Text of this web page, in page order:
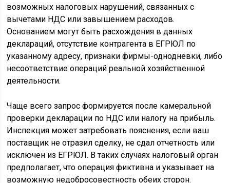
возможных налоговых нарушений, связанных с
вычетами НДС или завышением расходов.
Основанием могут быть расхождения в данных
деклараций, отсутствие контрагента в ЕГРЮЛ по
указанному адресу, признаки фирмы-однодневки, либо
несоответствие операций реальной хозяйственной
деятельности.
Чаще всего запрос формируется после камеральной
проверки декларации по НДС или налогу на прибыль.
Инспекция может затребовать пояснения, если ваш
поставщик не отразил сделку, не сдал отчетность или
исключен из ЕГРЮЛ. В таких случаях налоговый орган
предполагает, что операция фиктивна и указывает на
возможную недобросовестность обеих сторон.